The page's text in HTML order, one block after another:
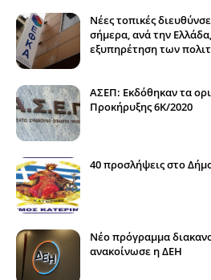
Νέες τοπικές
σήμερα, ανά την
εξυπηρέτηση των
ΑΣΕΠ: Εκδόθηκαν τα
Προκήρυξης 6Κ/2020
40 προσλήψεις στο
Νέο πρόγραμμα
ανακοίνωσε η ΔΕΗ